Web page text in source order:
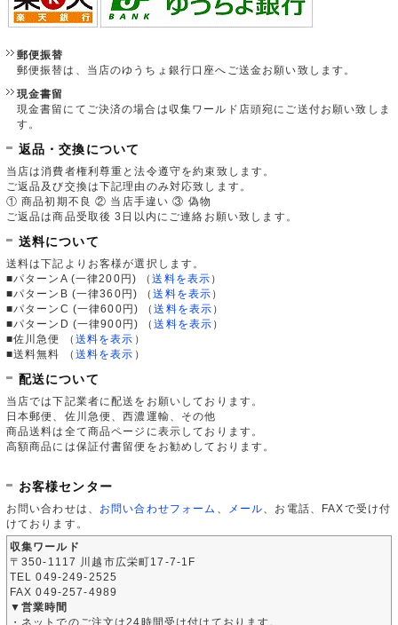
郵便振替
郵便振替は、当店のゆうちょ銀行口座へご送金お願い致します。
現金書留
現金書留にてご決済の場合は収集ワールド店頭宛にご送付お願い致しま
す。
返品・交換について
当店は消費者権利尊重と法令遵守を約束致します。
ご返品及び交換は下記理由のみ対応致します。
① 商品初期不良 ② 当店手違い ③ 偽物
ご返品は商品受取後 3日以内にご連絡お願い致します。
送料について
送料は下記よりお客様が選択します。
■パターンA (一律200円)
（送料を表示 ）
■パターンB (一律360円)
（送料を表示 ）
■パターンC (一律600円)
（送料を表示 ）
■パターンD (一律900円)
（送料を表示 ）
■佐川急便
（ 送料を表示 ）
■送料無料
（ 送料を表示 ）
配送について
当店では下記業者に配送をお願いしております。
日本郵便、佐川急便、西濃運輸、その他
商品送料は全て商品ページに表示しております。
高額商品には保証付書留便をお勧めしております。
お客様センター
お問い合わせは、 お問い合わせフォーム メール 、お電話、FAXで受け付
けております。
収集ワールド
〒350-1117 川越市広栄町17-7-1F
TEL 049-249-2525
FAX 049-257-4989
▼営業時間
・ネットでのご注文は24時間受け付けております。